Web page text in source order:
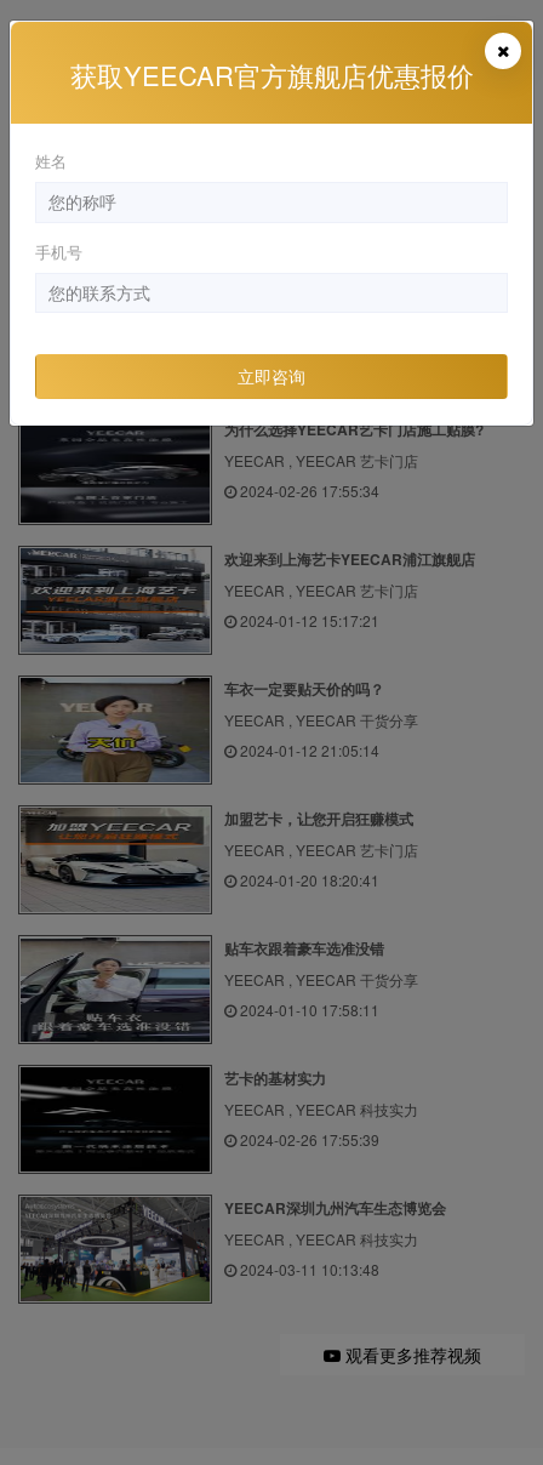
YEECAR , YEECAR 干货分享
2024-01-12 20:46:42
为什么选择YEECAR艺卡门店施工贴膜?
YEECAR , YEECAR 艺卡门店
2024-02-26 17:55:34
欢迎来到上海艺卡YEECAR浦江旗舰店
YEECAR , YEECAR 艺卡门店
2024-01-12 15:17:21
车衣一定要贴天价的吗？
YEECAR , YEECAR 干货分享
2024-01-12 21:05:14
加盟艺卡，让您开启狂赚模式
YEECAR , YEECAR 艺卡门店
2024-01-20 18:20:41
贴车衣跟着豪车选准没错
YEECAR , YEECAR 干货分享
2024-01-10 17:58:11
艺卡的基材实力
YEECAR , YEECAR 科技实力
2024-02-26 17:55:39
YEECAR深圳九州汽车生态博览会
YEECAR , YEECAR 科技实力
2024-03-11 10:13:48
观看更多推荐视频
获取YEECAR官方旗舰店优惠报价
姓名
手机号
立即咨询